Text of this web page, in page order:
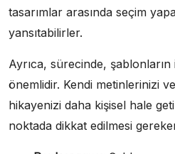
tasarımlar arasında seçim
yansıtabilirler.
Ayrıca, sürecinde,
önemlidir. Kendi metinlerinizi
hikayenizi daha kişisel hale
noktada dikkat edilmesi